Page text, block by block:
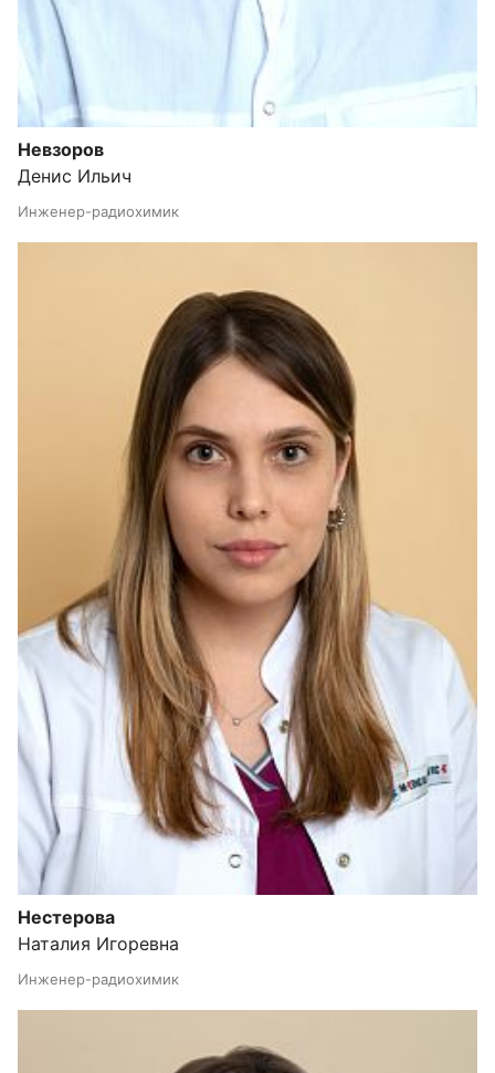
Невзоров
Денис Ильич
Инженер-радиохимик
Нестерова
Наталия Игоревна
Инженер-радиохимик